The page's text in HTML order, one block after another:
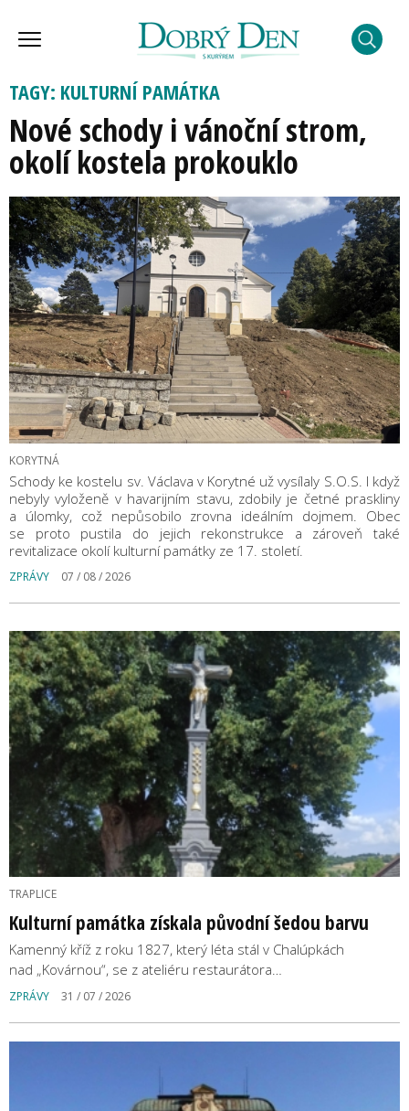
TAGY: KULTURNÍ PAMÁTKA
Nové schody i vánoční strom,
okolí kostela prokouklo
KORYTNÁ
Schody ke kostelu sv. Václava v Korytné už vysílaly S.O.S. I když
nebyly vyloženě v havarijním stavu, zdobily je četné praskliny
a úlomky, což nepůsobilo zrovna ideálním dojmem. Obec
se proto pustila do jejich rekonstrukce a zároveň také
revitalizace okolí kulturní památky ze 17. století.
ZPRÁVY 07 / 08 / 2026
TRAPLICE
Kulturní památka získala původní šedou barvu
Kamenný kříž z roku 1827, který léta stál v Chalúpkách
nad „Kovárnou“, se z ateliéru restaurátora…
ZPRÁVY 31 / 07 / 2026